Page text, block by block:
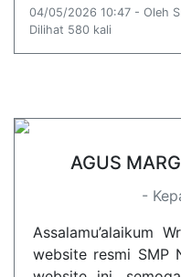
04/05/2026 10:47 - Oleh
Dilihat 580 kali
AGUS
-
Assalamu’alaikum
website resmi SMP